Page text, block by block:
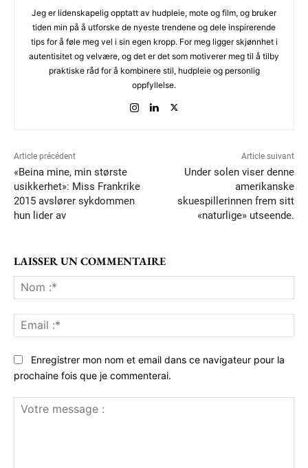
Jeg er lidenskapelig opptatt av hudpleie, mote og film, og bruker
tiden min på å utforske de nyeste trendene og dele inspirerende
tips for å føle meg vel i sin egen kropp. For meg ligger skjønnhet i
autentisitet og velvære, og det er det som motiverer meg til å tilby
praktiske råd for å kombinere stil, hudpleie og personlig
oppfyllelse.
Article précédent
«Beina mine, min største
usikkerhet»: Miss Frankrike
2015 avslører sykdommen
hun lider av
Article suivant
Under solen viser denne
amerikanske
skuespillerinnen frem sitt
«naturlige» utseende.
LAISSER UN COMMENTAIRE
:*
:*
Enregistrer mon nom et email dans ce navigateur pour la
prochaine fois que je commenterai.